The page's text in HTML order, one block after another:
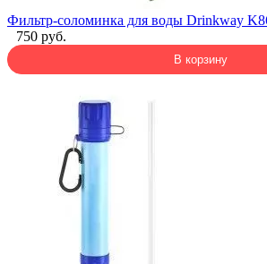
Фильтр-соломинка для воды Drinkway
750 руб.
В корзину